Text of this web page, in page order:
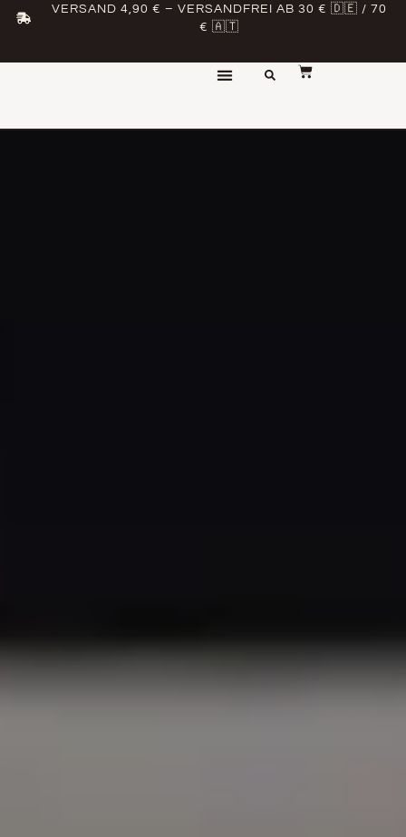
VERSAND 4,90 € – VERSANDFREI AB 30 € 🇩🇪 / 70
€ 🇦🇹